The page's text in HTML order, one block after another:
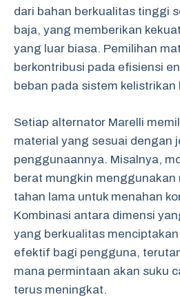
dari bahan berkualitas tinggi
baja, yang memberikan
yang luar biasa. Pemilihan
berkontribusi pada efisiensi
beban pada sistem kelistrikan
Setiap alternator Marelli
material yang sesuai dengan
penggunaannya. Misalnya,
berat mungkin menggunakan
tahan lama untuk menahan
Kombinasi antara dimensi
yang berkualitas
efektif bagi pengguna,
mana permintaan akan suku
terus meningkat.